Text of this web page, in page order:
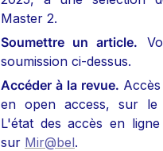
Master 2.
Soumettre un article.
soumission ci-dessus.
Accéder à la revue.
en open access, sur
L'état des accès en
sur Mir@bel.